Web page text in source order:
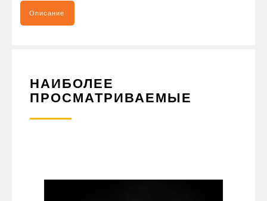
Описание
НАИБОЛЕЕ
ПРОСМАТРИВАЕМЫЕ